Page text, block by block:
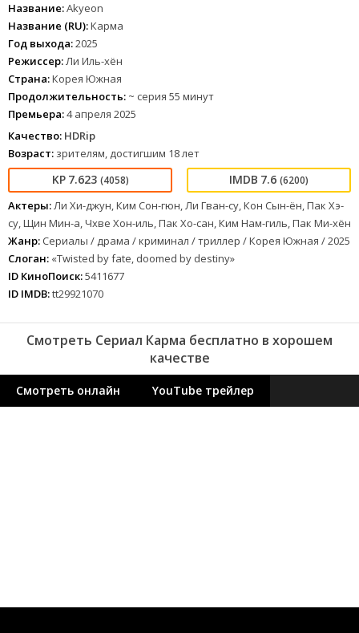
Название:Akyeon
Название (RU):Карма
Год выхода:2025
Режиссер:Ли Иль-хён
Страна:Корея Южная
Продолжительность: ~ серия 55 минут
Премьера:4 апреля 2025
Качество: HDRip
Возраст: зрителям, достигшим 18 лет
7.623 (4058) 7.6 (6200)
Актеры:Ли Хи-джун, Ким Сон-гюн, Ли Гван-су, Кон Сын-ён, Пак Хэ-
су, Щин Мин-а, Чхве Хон-иль, Пак Хо-сан, Ким Нам-гиль, Пак Ми-хён
Жанр: Сериалы / драма / криминал / триллер / Корея Южная / 2025
Слоган: «Twisted by fate, doomed by destiny»
ID КиноПоиск:5411677
ID IMDB:tt29921070
Смотреть Сериал Карма бесплатно в хорошем
качестве
Смотреть онлайн YouTube трейлер